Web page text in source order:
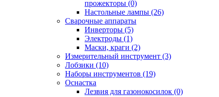
прожекторы (0)
Настольные лампы (26)
Сварочные аппараты
Инверторы (5)
Электроды (1)
Маски, краги (2)
Измерительный инструмент (3)
Лобзики (10)
Наборы инструментов (19)
Оснастка
Лезвия для газонокосилок (0)